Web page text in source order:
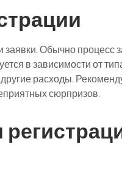
заявки. Обычно процесс
в зависимости от
расходы.
сюрпризов.